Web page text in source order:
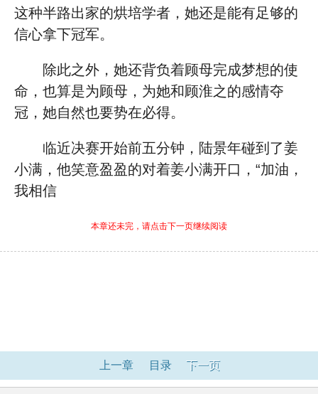
这种半路出家的烘培学者，她还是能有足够的
信心拿下冠军。
除此之外，她还背负着顾母完成梦想的使
命，也算是为顾母，为她和顾淮之的感情夺
冠，她自然也要势在必得。
临近决赛开始前五分钟，陆景年碰到了姜
小满，他笑意盈盈的对着姜小满开口，“加油，
我相信
本章还未完，请点击下一页继续阅读
上一章 目录 下一页